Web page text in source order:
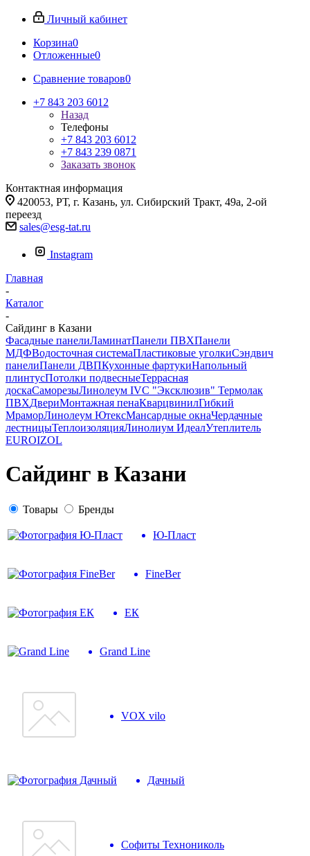
Личный кабинет
Корзина0
Отложенные0
Сравнение товаров0
+7 843 203 6012
Назад
Телефоны
+7 843 203 6012
+7 843 239 0871
Заказать звонок
Контактная информация
420053, РТ, г. Казань, ул. Сибирский Тракт, 49а, 2-ой
переезд
sales@esg-tat.ru
Instagram
Главная
-
Каталог
-
Сайдинг в Казани
Фасадные панелиЛаминатПанели ПВХПанели
МДФВодосточная системаПластиковые уголкиСэндвич
панелиПанели ДВПКухонные фартукиНапольный
плинтусПотолки подвесныеТеррасная
доскаСаморезыЛинолеум IVC "Эксклюзив" Термолак
ПВХДвериМонтажная пенаКварцвинилГибкий
МраморЛинолеум ЮтексМансардные окнаЧердачные
лестницыТеплоизоляцияЛинолиум ИдеалУтеплитель
EUROIZOL
Сайдинг в Казани
Товары Бренды
Ю-Пласт
FineBer
ЕК
Grand Line
VOX vilo
Дачный
Софиты Технониколь